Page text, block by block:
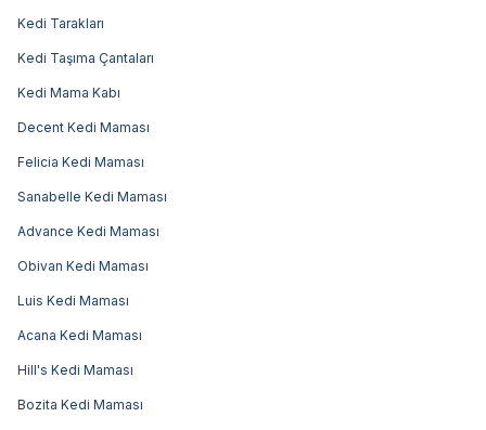
Kedi Tarakları
Kedi Taşıma Çantaları
Kedi Mama Kabı
Decent Kedi Maması
Felicia Kedi Maması
Sanabelle Kedi Maması
Advance Kedi Maması
Obivan Kedi Maması
Luis Kedi Maması
Acana Kedi Maması
Hill's Kedi Maması
Bozita Kedi Maması